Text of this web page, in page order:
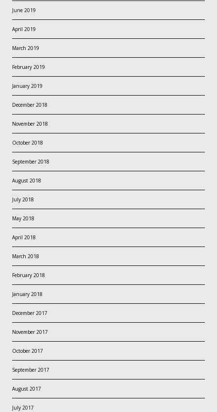
June 2019
April 2019
March 2019
February 2019
January 2019
December 2018
November 2018
October 2018
September 2018
August 2018
July 2018
May 2018
April 2018
March 2018
February 2018
January 2018
December 2017
November 2017
October 2017
September 2017
August 2017
July 2017